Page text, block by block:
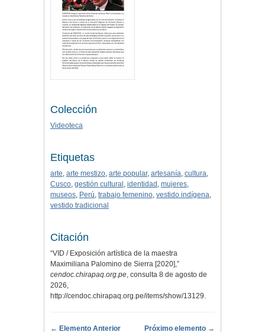
Colección
Videoteca
Etiquetas
arte, arte mestizo, arte popular, artesanía, cultura,
Cusco, gestión cultural , identidad , mujeres,
museos, Perú, trabajo femenino, vestido indígena,
vestido tradicional
Citación
“VID / Exposición artística de la maestra
Maximiliana Palomino de Sierra [2020],”
cendoc.chirapaq.org.pe, consulta 8 de agosto de
2026,
http://cendoc.chirapaq.org.pe/items/show/13129.
← Elemento Anterior Próximo elemento →